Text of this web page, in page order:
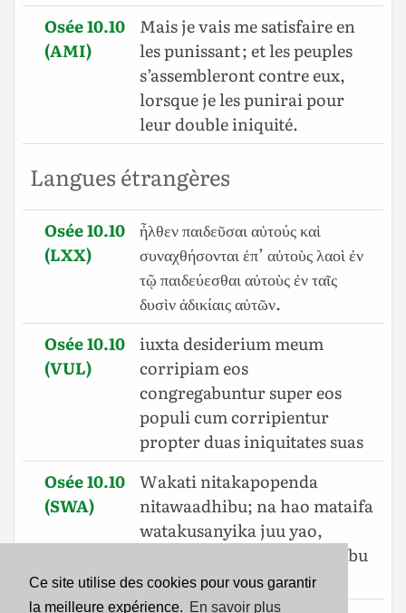
Ce site utilise des cookies pour vous garantir
la meilleure expérience. En savoir plus
Osée 10.10
(AMI)
Mais je vais me satisfaire en
les punissant ; et les peuples
s’assembleront contre eux,
lorsque je les punirai pour
leur double iniquité.
Langues étrangères
Osée 10.10
(LXX)
ἦλθεν παιδεῦσαι αὐτούς καὶ
συναχθήσονται ἐπ’ αὐτοὺς λαοὶ ἐν
τῷ παιδεύεσθαι αὐτοὺς ἐν ταῖς
δυσὶν ἀδικίαις αὐτῶν.
Osée 10.10
(VUL)
iuxta desiderium meum
corripiam eos
congregabuntur super eos
populi cum corripientur
propter duas iniquitates suas
Osée 10.10
(SWA)
Wakati nitakapopenda
nitawaadhibu; na hao mataifa
watakusanyika juu yao,
watakapofungwa kwa sababu
ya makosa yao mawili.